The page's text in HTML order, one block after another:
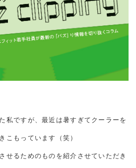
私ですが、最近は暑すぎてクーラーを
こもっています（笑）
せるためのものを紹介させていただき